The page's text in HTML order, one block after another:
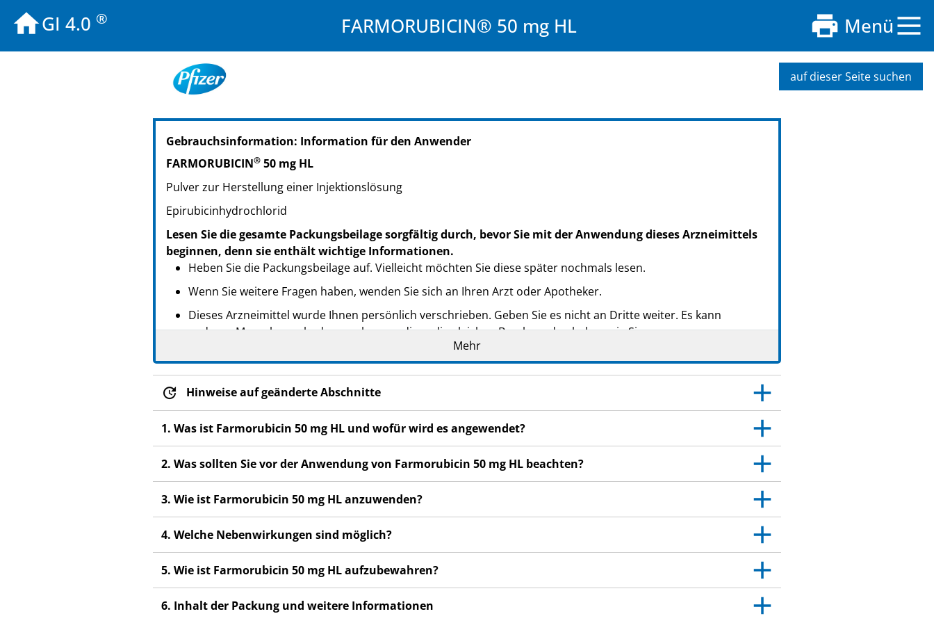
GI 4.0 ® FARMORUBICIN® 50 mg HL Menü
auf dieser Seite suchen
PZN: 00759966
PPN: 110075996686
Gebrauchsinformation: Information für den Anwender
FARMORUBICIN® 50 mg HL
Pulver zur Herstellung einer Injektionslösung
Epirubicinhydrochlorid
Lesen Sie die gesamte Packungsbeilage sorgfältig durch, bevor Sie mit der Anwendung dieses Arzneimittels
beginnen, denn sie enthält wichtige Informationen.
Heben Sie die Packungsbeilage auf. Vielleicht möchten Sie diese später nochmals lesen.
Wenn Sie weitere Fragen haben, wenden Sie sich an Ihren Arzt oder Apotheker.
Dieses Arzneimittel wurde Ihnen persönlich verschrieben. Geben Sie es nicht an Dritte weiter. Es kann
anderen Menschen schaden, auch wenn diese die gleichen Beschwerden haben wie Sie.
Nebenwirkungen, die nicht in dieser Packungsbeilage angegeben sind. Siehe Abschnitt 4.
Mehr
Hinweise auf geänderte Abschnitte
1. Was ist Farmorubicin 50 mg HL und wofür wird es angewendet?
2. Was sollten Sie vor der Anwendung von Farmorubicin 50 mg HL beachten?
3. Wie ist Farmorubicin 50 mg HL anzuwenden?
4. Welche Nebenwirkungen sind möglich?
5. Wie ist Farmorubicin 50 mg HL aufzubewahren?
6. Inhalt der Packung und weitere Informationen